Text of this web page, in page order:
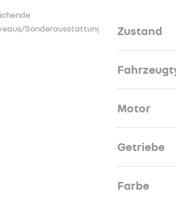
Sonderausstattung.
Zustand
Motor
Getriebe
Farbe